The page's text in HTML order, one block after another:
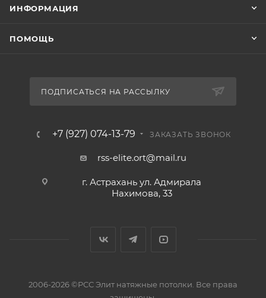
ИНФОРМАЦИЯ
ПОМОЩЬ
ПОДПИСАТЬСЯ НА РАССЫЛКУ
+7 (927) 074-13-79 ЗАКАЗАТЬ ЗВОНОК
rss-elite.ort@mail.ru
г. Астрахань ул. Адмирала
Нахимова, 33
2006-2026 ©РСС Элит натяжные потолки. Все права